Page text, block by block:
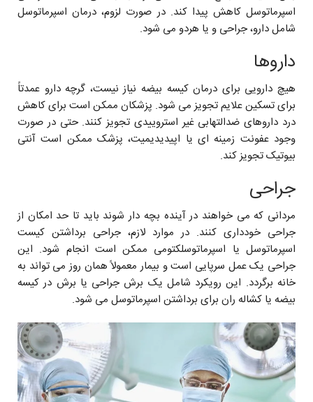
اسپرماتوسل کاهش پیدا کند. در صورت لزوم، درمان اسپرماتوسل
شامل دارو، جراحی و یا هردو می شود.
داروها
هیچ دارویی برای درمان کیسه بیضه نیاز نیست، گرچه دارو عمدتاً
برای تسکین علایم تجویز می شود. پزشکان ممکن است برای کاهش
درد داروهای ضدالتهابی غیر استروییدی تجویز کنند. حتی در صورت
وجود عفونت زمینه ای یا اپیدیدیمیت، پزشک ممکن است آنتی
بیوتیک تجویز کند.
جراحی
مردانی که می خواهند در آینده بچه دار شوند باید تا حد امکان از
جراحی خودداری کنند. در موارد لازم، جراحی برداشتن کیست
اسپرماتوسل یا اسپرماتوسلکتومی ممکن است انجام شود. این
جراحی یک عمل سرپایی است و بیمار معمولاً همان روز می تواند به
خانه برگردد.‌ این رویکرد شامل یک برش جراحی یا برش در کیسه
بیضه یا کشاله ران برای برداشتن اسپرماتوسل می شود.‌